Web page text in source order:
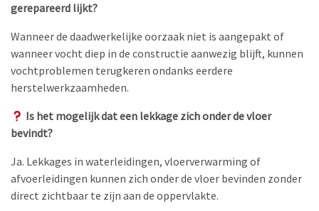
gerepareerd lijkt?
Wanneer de daadwerkelijke oorzaak niet is aangepakt of
wanneer vocht diep in de constructie aanwezig blijft, kunnen
vochtproblemen terugkeren ondanks eerdere
herstelwerkzaamheden.
Is het mogelijk dat een lekkage zich onder de vloer
bevindt?
Ja. Lekkages in waterleidingen, vloerverwarming of
afvoerleidingen kunnen zich onder de vloer bevinden zonder
direct zichtbaar te zijn aan de oppervlakte.